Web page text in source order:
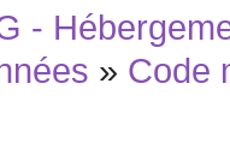
-
» Code